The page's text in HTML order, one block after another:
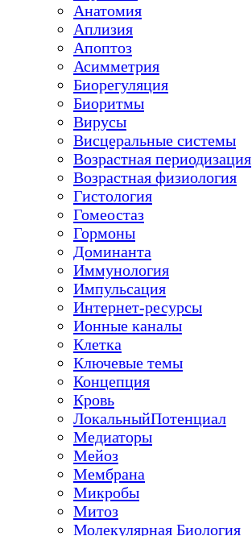
Анатомия
Аплизия
Апоптоз
Асимметрия
Биорегуляция
Биоритмы
Вирусы
Висцеральные системы
Возрастная периодизация
Возрастная физиология
Гистология
Гомеостаз
Гормоны
Доминанта
Иммунология
Импульсация
Интернет-ресурсы
Ионные каналы
Клетка
Ключевые темы
Концепция
Кровь
ЛокальныйПотенциал
Медиаторы
Мейоз
Мембрана
Микробы
Митоз
Молекулярная Биология